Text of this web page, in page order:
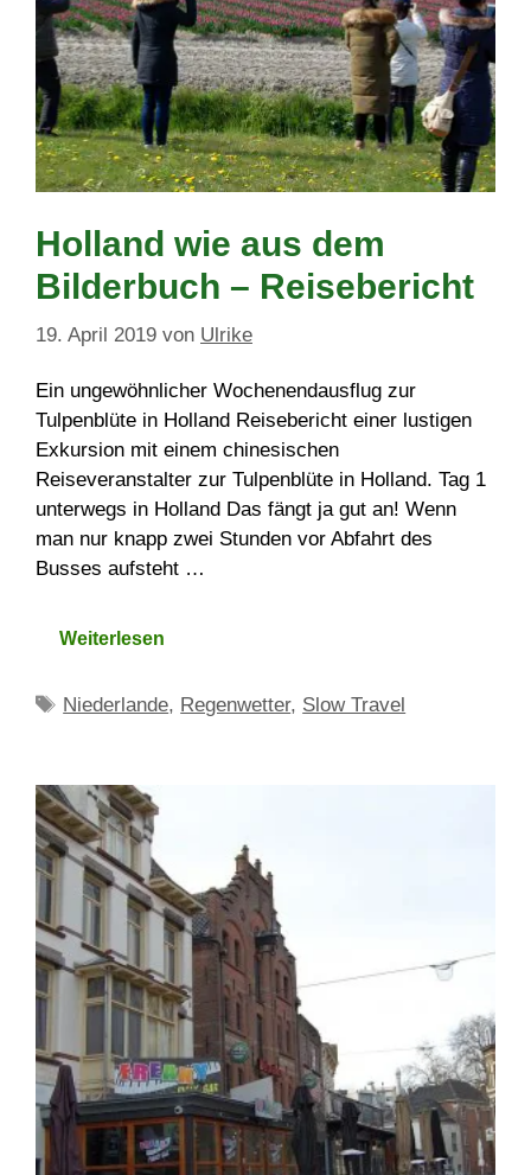
Holland wie aus dem
Bilderbuch – Reisebericht
19. April 2019 von Ulrike
Ein ungewöhnlicher Wochenendausflug zur
Tulpenblüte in Holland Reisebericht einer lustigen
Exkursion mit einem chinesischen
Reiseveranstalter zur Tulpenblüte in Holland. Tag 1
unterwegs in Holland Das fängt ja gut an! Wenn
man nur knapp zwei Stunden vor Abfahrt des
Busses aufsteht …
Weiterlesen
Schlagwörter
Niederlande, Regenwetter, Slow Travel